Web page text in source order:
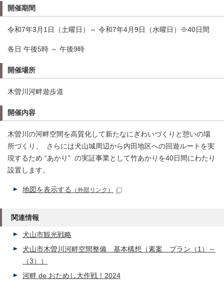
開催期間
令和7年3月1日（土曜日）～ 令和7年4月9日（水曜日）※40日間
各日 午後5時 ～ 午後9時
開催場所
木曽川河畔遊歩道
開催内容
木曽川の河畔空間を高質化して新たなにぎわいづくりと憩いの場
所づくり、 さらには犬山城周辺から内田地区への回遊ルートを実
現するため “あかり” の実証事業として竹あかりを40日間にわたり
設置します。
地図を表示する （外部リンク）
関連情報
犬山市観光戦略
犬山市木曽川河畔空間整備 基本構想（素案 プラン（1）～
（3））
河畔 de おためし大作戦！2024